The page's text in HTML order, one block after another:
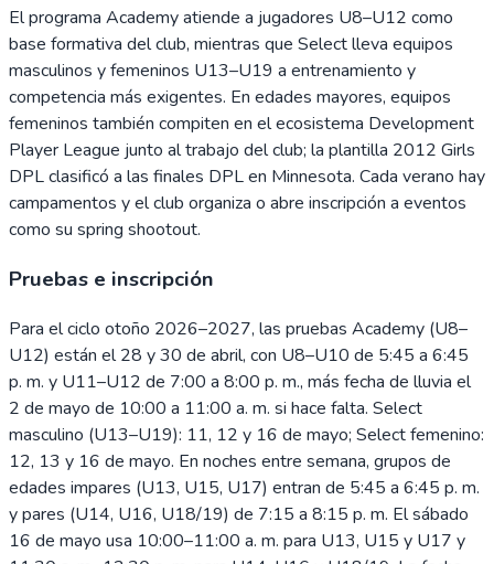
El programa Academy atiende a jugadores U8–U12 como
base formativa del club, mientras que Select lleva equipos
masculinos y femeninos U13–U19 a entrenamiento y
competencia más exigentes. En edades mayores, equipos
femeninos también compiten en el ecosistema Development
Player League junto al trabajo del club; la plantilla 2012 Girls
DPL clasificó a las finales DPL en Minnesota. Cada verano hay
campamentos y el club organiza o abre inscripción a eventos
como su spring shootout.
Pruebas e inscripción
Para el ciclo otoño 2026–2027, las pruebas Academy (U8–
U12) están el 28 y 30 de abril, con U8–U10 de 5:45 a 6:45
p. m. y U11–U12 de 7:00 a 8:00 p. m., más fecha de lluvia el
2 de mayo de 10:00 a 11:00 a. m. si hace falta. Select
masculino (U13–U19): 11, 12 y 16 de mayo; Select femenino:
12, 13 y 16 de mayo. En noches entre semana, grupos de
edades impares (U13, U15, U17) entran de 5:45 a 6:45 p. m.
y pares (U14, U16, U18/19) de 7:15 a 8:15 p. m. El sábado
16 de mayo usa 10:00–11:00 a. m. para U13, U15 y U17 y